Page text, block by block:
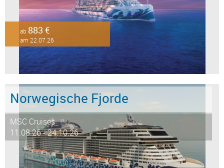
ab 883 €
am 22.07.26
Norwegische Fjorde
MSC Cruises
11.08.26 - 24.10.26